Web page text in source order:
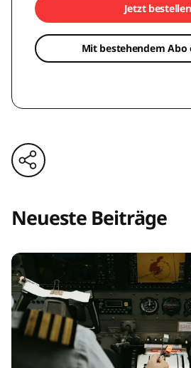
Jetzt
Mit bestehendem Abo
Neueste Beiträge